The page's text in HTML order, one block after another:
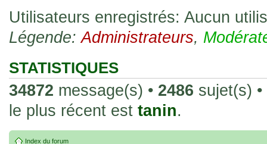
acheter une réédition de cette Hondan ?
02 Juin 2023, 14:17
par
Bonjour j'ai commandé
20 , je trouve la carte vraiment très
collection les carte sont censées être
24 Oct 2022, 13:37
par
de Lucy de Cyberpunk : Edgerunners.
Utilisateurs enregistrés: Aucun
Légende:Administrateurs,
STATISTIQUES
34872 message(s) • 2486 sujet(s) •
le plus récent est tanin.
Index du forum